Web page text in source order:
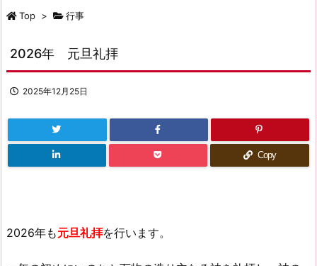
Top > 行事
2026年 元旦礼拝
2025年12月25日
Copy
2026年も元旦礼拝を行います。